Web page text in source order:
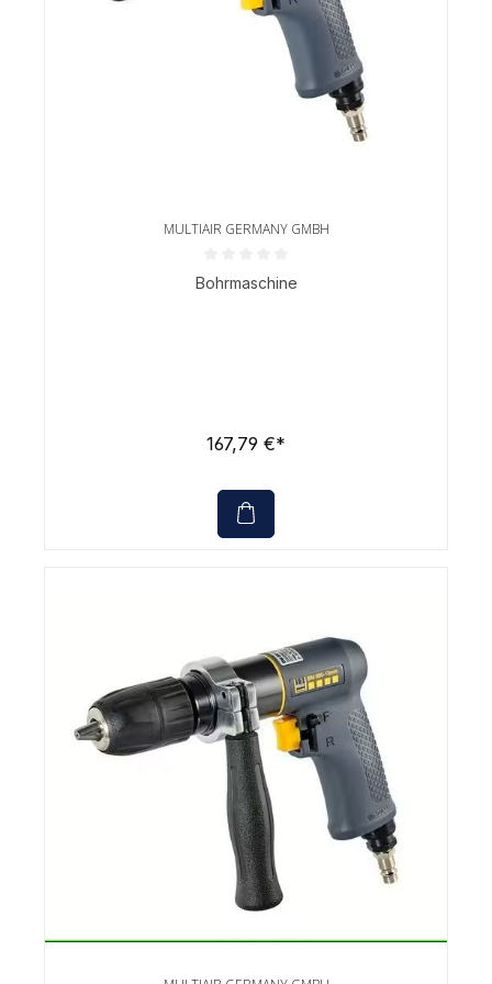
MULTIAIR GERMANY GMBH
Durchschnittliche Bewertung von 0 von 5 Sternen
Bohrmaschine
167,79 €*